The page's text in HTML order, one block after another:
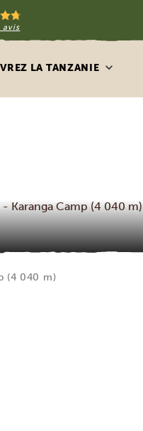
avis
LA TANZANIE
Karanga Camp (4 040 m)
(4 040 m)